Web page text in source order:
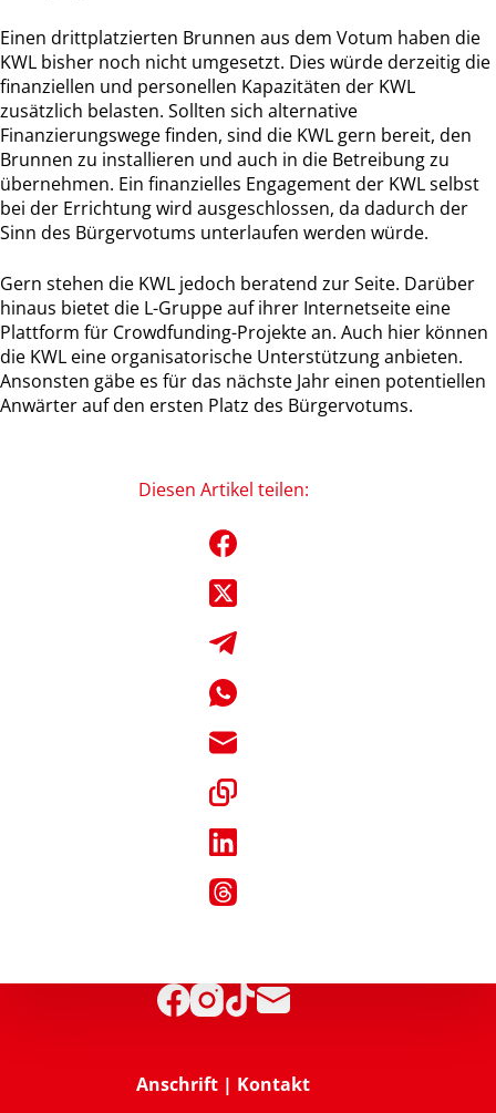
Einen drittplatzierten Brunnen aus dem Votum haben die
KWL bisher noch nicht umgesetzt. Dies würde derzeitig die
finanziellen und personellen Kapazitäten der KWL
zusätzlich belasten. Sollten sich alternative
Finanzierungswege finden, sind die KWL gern bereit, den
Brunnen zu installieren und auch in die Betreibung zu
übernehmen. Ein finanzielles Engagement der KWL selbst
bei der Errichtung wird ausgeschlossen, da dadurch der
Sinn des Bürgervotums unterlaufen werden würde.
Gern stehen die KWL jedoch beratend zur Seite. Darüber
hinaus bietet die L-Gruppe auf ihrer Internetseite eine
Plattform für Crowdfunding-Projekte an. Auch hier können
die KWL eine organisatorische Unterstützung anbieten.
Ansonsten gäbe es für das nächste Jahr einen potentiellen
Anwärter auf den ersten Platz des Bürgervotums.
Diesen Artikel teilen:
Anschrift | Kontakt